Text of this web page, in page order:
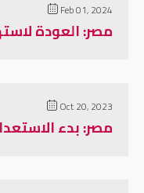
Feb 01, 2024
مصر: العودة
Oct 20, 2023
مصر: بدء